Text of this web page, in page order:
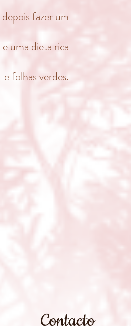
fazer um
uma dieta rica
e folhas verdes.
Contacto